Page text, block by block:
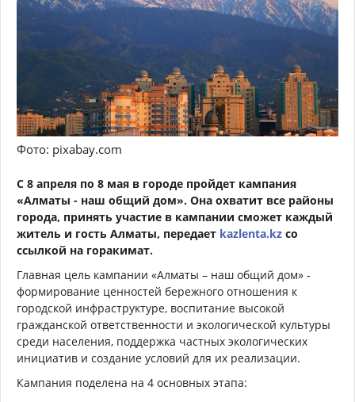
Фото: pixabay.com
С 8 апреля по 8 мая в городе пройдет кампания
«Алматы - наш общий дом». Она охватит все районы
города, принять участие в кампании сможет каждый
житель и гость Алматы, передает kazlenta.kz со
ссылкой на горакимат.
Главная цель кампании «Алматы – наш общий дом» -
формирование ценностей бережного отношения к
городской инфраструктуре, воспитание высокой
гражданской ответственности и экологической культуры
среди населения, поддержка частных экологических
инициатив и создание условий для их реализации.
Кампания поделена на 4 основных этапа: